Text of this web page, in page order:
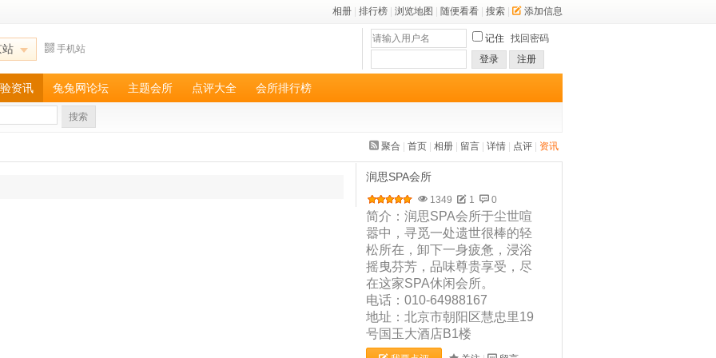
相册 排行榜 浏览地图 随便看看 搜索 添加信息
站 手机站
记住 找回密码
登录
注册
资讯 兔兔网论坛 主题会所 点评大全 会所排行榜
搜索
聚合 首页 相册 留言 详情 点评 资讯
润思SPA会所
1349 1 0
简介：润思SPA会所于尘世喧
嚣中，寻觅一处遗世很棒的轻
松所在，卸下一身疲惫，浸浴
摇曳芬芳，品味尊贵享受，尽
在这家SPA休闲会所。
电话：010-64988167
地址：北京市朝阳区慧忠里19
号国玉大酒店B1楼